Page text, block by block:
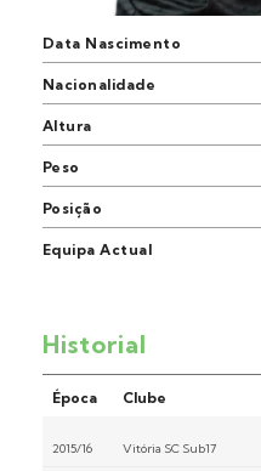
Data Nascimento
Nacionalidade
Altura
Peso
Posição
Equipa Actual
Historial
Época Clube
2015/16 Vitória SC Sub17